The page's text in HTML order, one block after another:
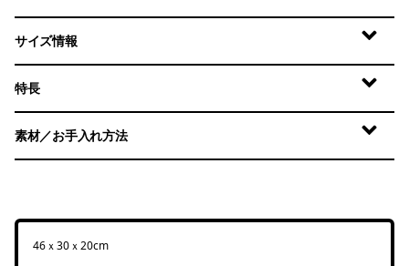
サイズ情報
特長
素材／お手入れ方法
46ｘ30ｘ20cm